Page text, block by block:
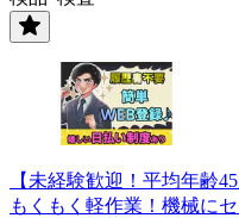
【未経験歓迎！平均年齢
もくもく軽作業！機械に